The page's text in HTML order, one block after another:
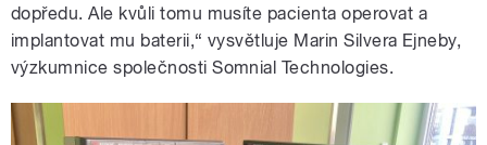
dopředu. Ale kvůli tomu musíte pacienta operovat a
implantovat mu baterii,“ vysvětluje Marin Silvera Ejneby,
výzkumnice společnosti Somnial Technologies.